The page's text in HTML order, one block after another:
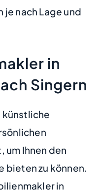
nach Lage und
in
Singern
um Ihnen den
bieten zu können.
in